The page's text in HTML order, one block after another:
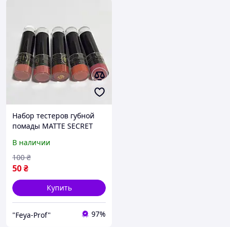
Набор тестеров губной
помады MATTE SECRET
В наличии
50₴
100 ₴
Купить
"Feya-Prof" 97%